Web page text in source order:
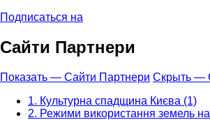
Подписаться на
Сайти Партнери
Показать — Сайти Партнери Скрыть —
1. Культурна спадщина Києва (1)
2. Режими використання земель на